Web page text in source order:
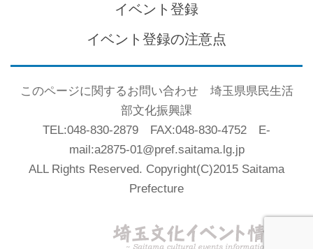
イベント登録
イベント登録の注意点
このページに関するお問い合わせ 埼玉県県民生活
部文化振興課
TEL:048-830-2879 FAX:048-830-4752 E-
mail:a2875-01@pref.saitama.lg.jp
ALL Rights Reserved. Copyright(C)2015 Saitama
Prefecture